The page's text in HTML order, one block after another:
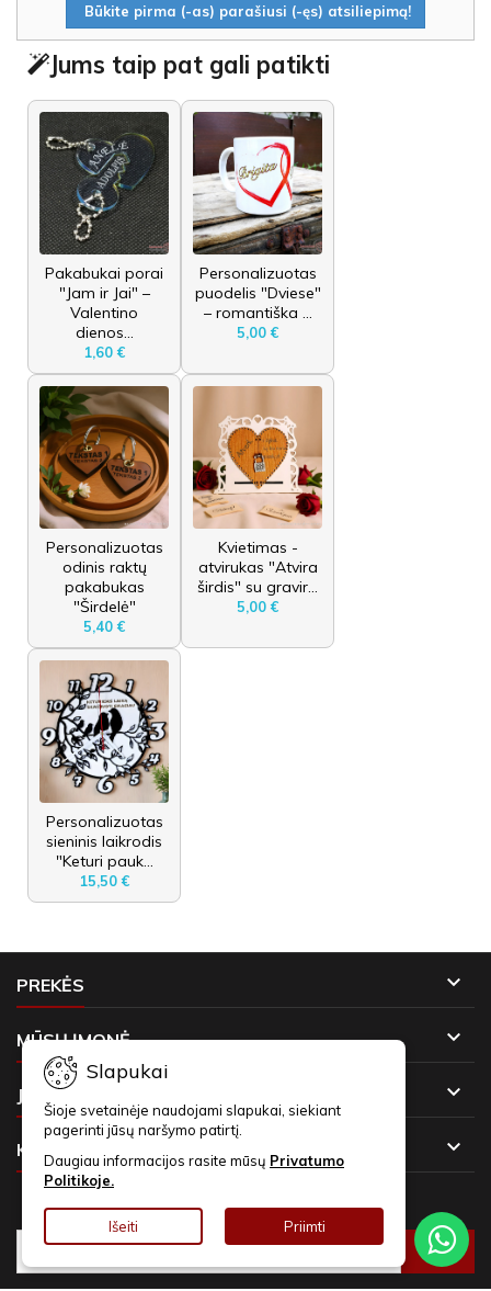
Būkite pirma (-as) parašiusi (-ęs) atsiliepimą!
Jums taip pat gali patikti
Pakabukai porai
"Jam ir Jai" –
Valentino
dienos...
1,60 €
Personalizuotas
puodelis "Dviese"
– romantiška ...
5,00 €
Personalizuotas
odinis raktų
pakabukas
"Širdelė"
5,40 €
Kvietimas -
atvirukas "Atvira
širdis" su gravir...
5,00 €
Personalizuotas
sieninis laikrodis
"Keturi pauk...
15,50 €
PREKĖS 
MŪSŲ ĮMONĖ 
JŪSŲ PASKYRA 
KONTAKTAI 
Slapukai
Šioje svetainėje naudojami slapukai, siekiant
pagerinti jūsų naršymo patirtį.
Daugiau informacijos rasite mūsų Privatumo
Politikoje.
Išeiti Priimti
NAUJIENLAIŠKIAI